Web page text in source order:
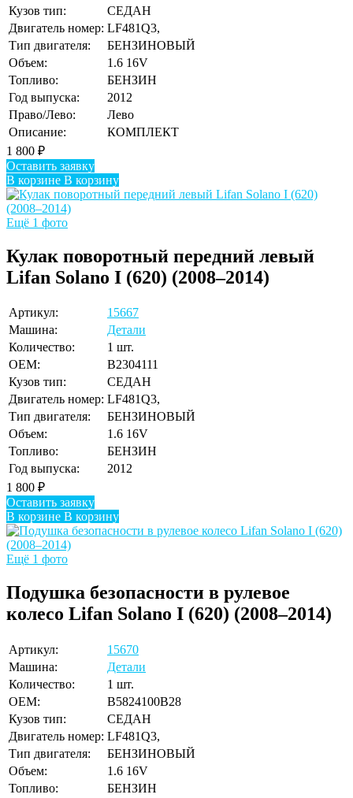
Кузов тип:
СЕДАН
Двигатель номер: LF481Q3,
Тип двигателя:
БЕНЗИНОВЫЙ
Объем:
1.6 16V
Топливо:
БЕНЗИН
Год выпуска:
2012
Право/Лево:
Лево
Описание:
КОМПЛЕКТ
1 800 ₽
Оставить заявку
В корзине В корзину
Ещё 1 фото
Кулак поворотный передний левый
Lifan Solano I (620) (2008–2014)
Артикул:
15667
Машина:
Детали
Количество:
1 шт.
OEM:
B2304111
Кузов тип:
СЕДАН
Двигатель номер: LF481Q3,
Тип двигателя:
БЕНЗИНОВЫЙ
Объем:
1.6 16V
Топливо:
БЕНЗИН
Год выпуска:
2012
1 800 ₽
Оставить заявку
В корзине В корзину
Ещё 1 фото
Подушка безопасности в рулевое
колесо Lifan Solano I (620) (2008–2014)
Артикул:
15670
Машина:
Детали
Количество:
1 шт.
OEM:
B5824100B28
Кузов тип:
СЕДАН
Двигатель номер: LF481Q3,
Тип двигателя:
БЕНЗИНОВЫЙ
Объем:
1.6 16V
Топливо:
БЕНЗИН